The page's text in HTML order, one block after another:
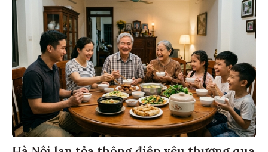
Hà Nội lan tỏa thông điệp yêu thương qua